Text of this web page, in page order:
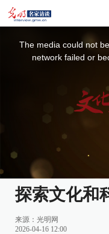
The media could not
network failed or
探索文化和
来源： 光明网
2026-04-16 12:00